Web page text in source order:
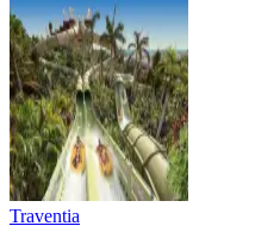
Traventia